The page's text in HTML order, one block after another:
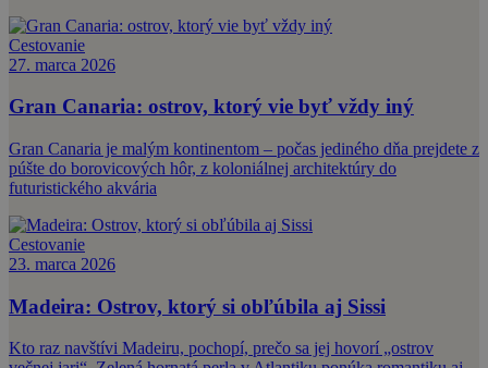
Cestovanie
27. marca 2026
Gran Canaria: ostrov, ktorý vie byť vždy iný
Gran Canaria je malým kontinentom – počas jediného dňa prejdete z
púšte do borovicových hôr, z koloniálnej architektúry do
futuristického akvária
Cestovanie
23. marca 2026
Madeira: Ostrov, ktorý si obľúbila aj Sissi
Kto raz navštívi Madeiru, pochopí, prečo sa jej hovorí „ostrov